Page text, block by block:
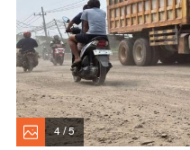
4 / 5